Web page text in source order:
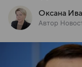
Оксана
Автор